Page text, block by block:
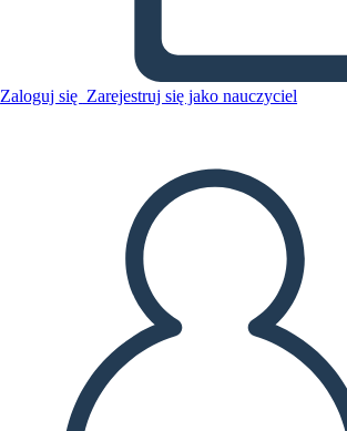
Zaloguj się Zarejestruj się jako nauczyciel
Skopiuj tę scenorys
ODTWARZANIE POKAZU SLAJDÓW
PRZECZYTAJ MI